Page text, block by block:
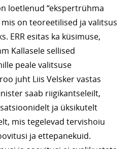
loetlenud “ekspertrühma
on teoreetilised ja valitsus
ERR esitas ka küsimuse,
Kallasele sellised
peale valitsuse
juht Liis Velsker vastas
saab riigikantseleilt,
ja üksikutelt
mis tegelevad tervishoiu
ja ettepanekuid.